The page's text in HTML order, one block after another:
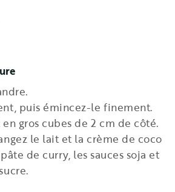
puis émincez-le finement.
gros cubes de 2 cm de côté.
le lait et la crème de coco
de curry, les sauces soja et